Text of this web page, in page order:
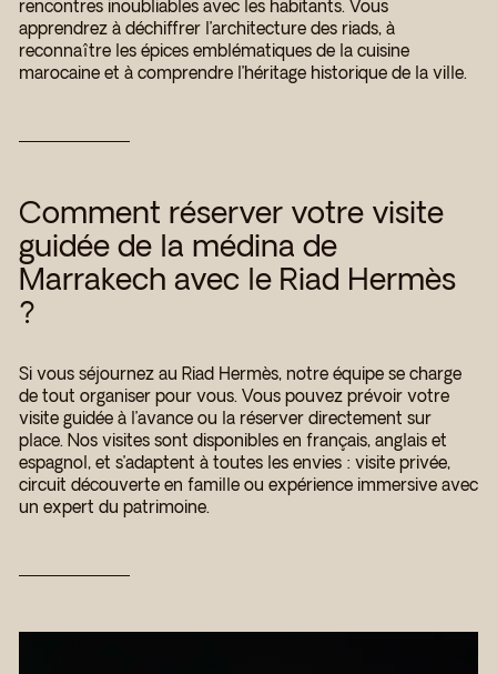
rencontres inoubliables avec les habitants. Vous
apprendrez à déchiffrer l’architecture des riads, à
reconnaître les épices emblématiques de la cuisine
marocaine et à comprendre l’héritage historique de la ville.
Comment réserver votre visite
guidée de la médina de
Marrakech avec le Riad Hermès
?
Si vous séjournez au Riad Hermès, notre équipe se charge
de tout organiser pour vous. Vous pouvez prévoir votre
visite guidée à l’avance ou la réserver directement sur
place. Nos visites sont disponibles en français, anglais et
espagnol, et s’adaptent à toutes les envies : visite privée,
circuit découverte en famille ou expérience immersive avec
un expert du patrimoine.